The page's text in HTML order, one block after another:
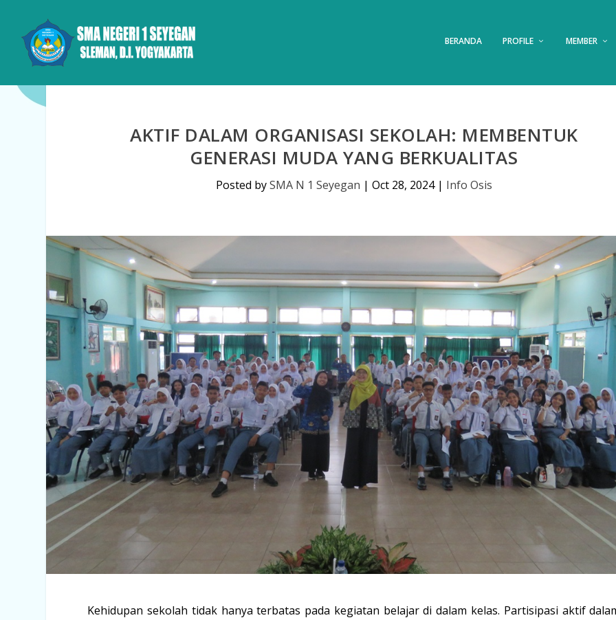
BERANDA PROFILE MEMBER
AKTIF DALAM ORGANISASI SEKOLAH: MEMBENTUK
GENERASI MUDA YANG BERKUALITAS
Posted bySMA N 1 Seyegan | Oct 28, 2024| Info Osis
Kehidupan sekolah tidak hanya terbatas pada kegiatan belajar di dalam kelas. Partisipasi aktif